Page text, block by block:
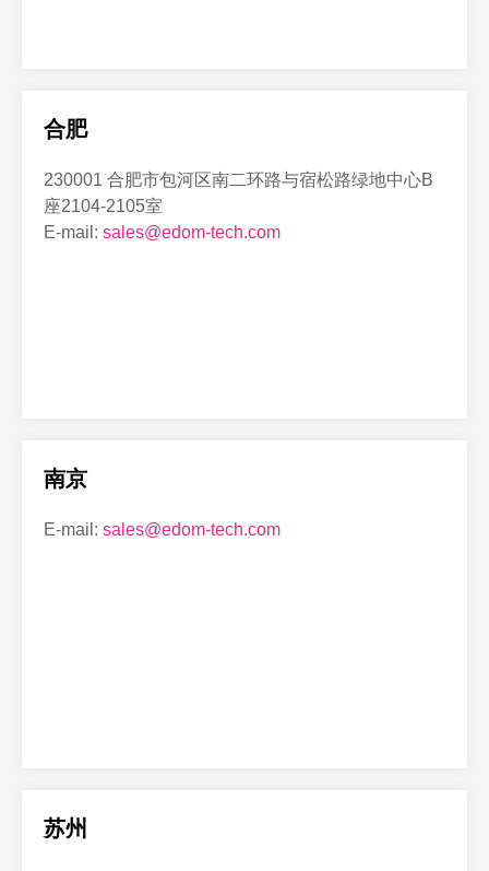
合肥
230001 合肥市包河区南二环路与宿松路绿地中心B
座2104-2105室
E-mail: sales@edom-tech.com
南京
E-mail: sales@edom-tech.com
苏州